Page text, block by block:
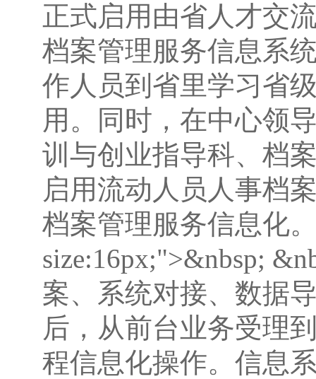
正式启用由省人才交
档案管理服务信息系
作人员到省里学习省
用。同时，在中心领
训与创业指导科、档
启用流动人员人事档
档案管理服务信息化
size:16px;">&nbsp;
案、系统对接、数据
后，从前台业务受理
程信息化操作。信息